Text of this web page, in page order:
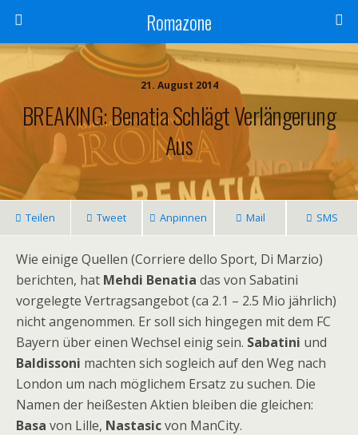
Romazone
21. August 2014
BREAKING: Benatia Schlägt Verlängerung
Aus
Teilen Tweet Anpinnen Mail SMS
Wie einige Quellen (Corriere dello Sport, Di Marzio)
berichten, hat Mehdi Benatia das von Sabatini
vorgelegte Vertragsangebot (ca 2.1 – 2.5 Mio jährlich)
nicht angenommen. Er soll sich hingegen mit dem FC
Bayern über einen Wechsel einig sein. Sabatini und
Baldissoni machten sich sogleich auf den Weg nach
London um nach möglichem Ersatz zu suchen. Die
Namen der heißesten Aktien bleiben die gleichen:
Basa von Lille, Nastasicvon ManCity.